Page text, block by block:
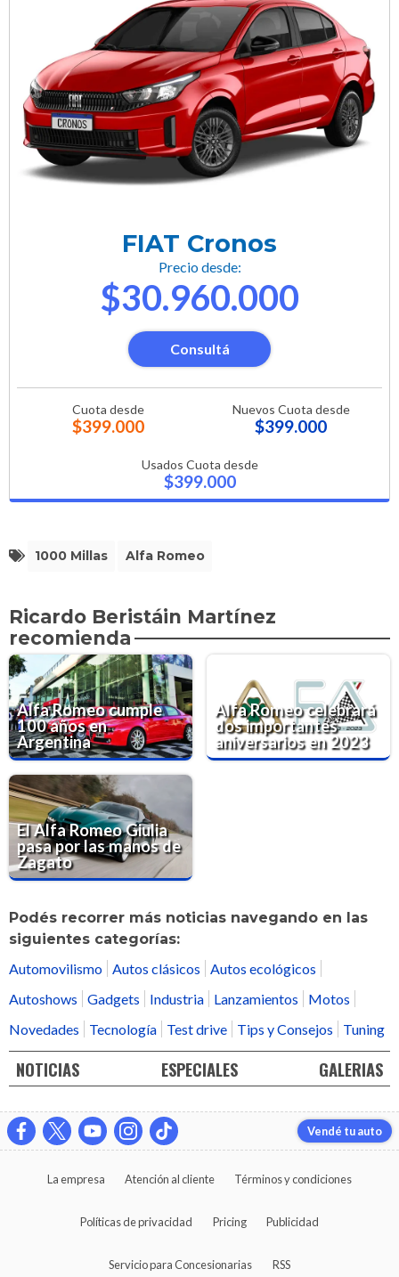
FIAT Cronos
Precio desde:
$30.960.000
Consultá
Cuota desde
$399.000
Nuevos Cuota desde
$399.000
Usados Cuota desde
$399.000
1000 Millas Alfa Romeo
Ricardo Beristáin Martínez
recomienda
Alfa Romeo cumple
100 años en
Argentina
Alfa Romeo celebrará
dos importantes
aniversarios en 2023
El Alfa Romeo Giulia
pasa por las manos de
Zagato
Podés recorrer más noticias navegando en las
siguientes categorías:
Automovilismo Autos clásicos
Autos ecológicos
Autoshows
Gadgets Industria Lanzamientos
Motos
Novedades
Tecnología Test drive Tips y Consejos Tuning
NOTICIAS ESPECIALES GALERIAS
Vendé tu auto
La empresa Atención al cliente Términos y condiciones
Políticas de privacidad Pricing Publicidad
Servicio para Concesionarias RSS